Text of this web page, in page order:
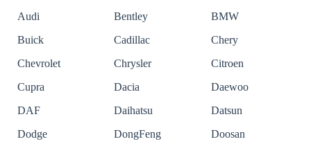
Audi
Bentley
BMW
Buick
Cadillac
Chery
Chevrolet
Chrysler
Citroen
Cupra
Dacia
Daewoo
DAF
Daihatsu
Datsun
Dodge
DongFeng
Doosan